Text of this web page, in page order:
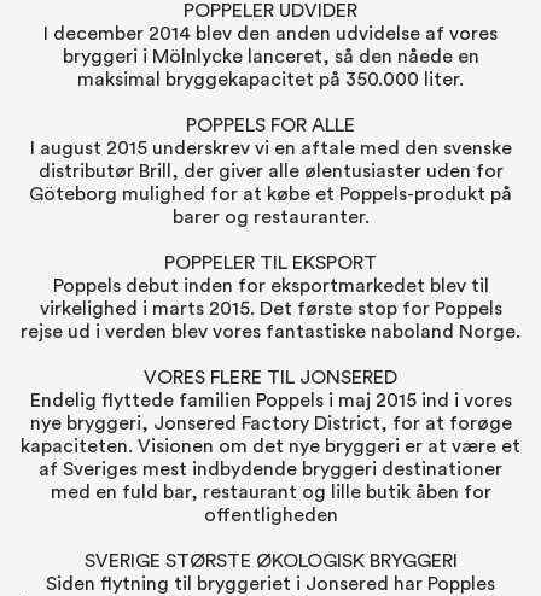
POPPELER UDVIDER
I december 2014 blev den anden udvidelse af vores
bryggeri i Mölnlycke lanceret, så den nåede en
maksimal bryggekapacitet på 350.000 liter.
POPPELS FOR ALLE
I august 2015 underskrev vi en aftale med den svenske
distributør Brill, der giver alle ølentusiaster uden for
Göteborg mulighed for at købe et Poppels-produkt på
barer og restauranter.
POPPELER TIL EKSPORT
Poppels debut inden for eksportmarkedet blev til
virkelighed i marts 2015. Det første stop for Poppels
rejse ud i verden blev vores fantastiske naboland Norge.
VORES FLERE TIL JONSERED
Endelig flyttede familien Poppels i maj 2015 ind i vores
nye bryggeri, Jonsered Factory District, for at forøge
kapaciteten. Visionen om det nye bryggeri er at være et
af Sveriges mest indbydende bryggeri destinationer
med en fuld bar, restaurant og lille butik åben for
offentligheden
SVERIGE STØRSTE ØKOLOGISK BRYGGERI
Siden flytning til bryggeriet i Jonsered har Popples